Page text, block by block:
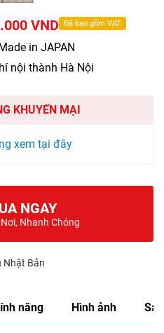
VND Đã bao gồm VAT
in JAPAN
nội thành Hà Nội
KHUYẾN MẠI
xem tại đây
NGAY
Nhanh Chóng
Nhật Bản
năng Hình ảnh